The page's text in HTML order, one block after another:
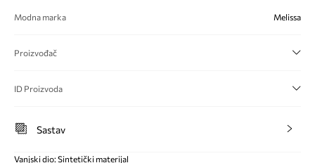
Modna marka Melissa
Proizvođač
ID Proizvoda
Sastav
Vanjski dio: Sintetički materijal